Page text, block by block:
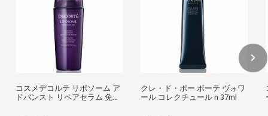
コスメデコルテ リポソーム ア
ドバンスト リペアセラム 免税
クレ・ド・ポー ボーテ ヴォワ
ール コレクチュール n 37ml